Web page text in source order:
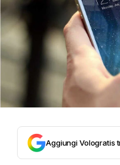
Aggiungi Vologratis